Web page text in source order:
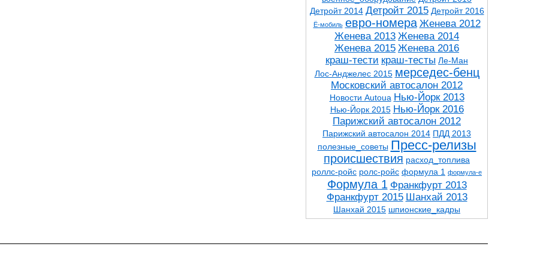
Детройт 2014 Детройт 2015 Детройт 2016
Ё-мобиль евро-номера Женева 2012
Женева 2013 Женева 2014
Женева 2015 Женева 2016
краш-тести краш-тесты Ле-Ман
Лос-Анджелес 2015 мерседес-бенц
Московский автосалон 2012
Новости Autoua Нью-Йорк 2013
Нью-Йорк 2015 Нью-Йорк 2016
Парижский автосалон 2012
Парижский автосалон 2014 ПДД 2013
полезные_советы Пресс-релизы
проиcшествия расход_топлива
роллс-ройс ролс-ройс формула 1 формула-е
Формула 1 Франкфурт 2013
Франкфурт 2015 Шанхай 2013
Шанхай 2015 шпионские_кадры